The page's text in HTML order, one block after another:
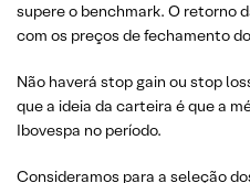
supere o benchmark. O retorno
com os preços de fechamento
Não haverá stop gain ou stop
que a ideia da carteira é que a
Ibovespa no período.
Consideramos para a seleção